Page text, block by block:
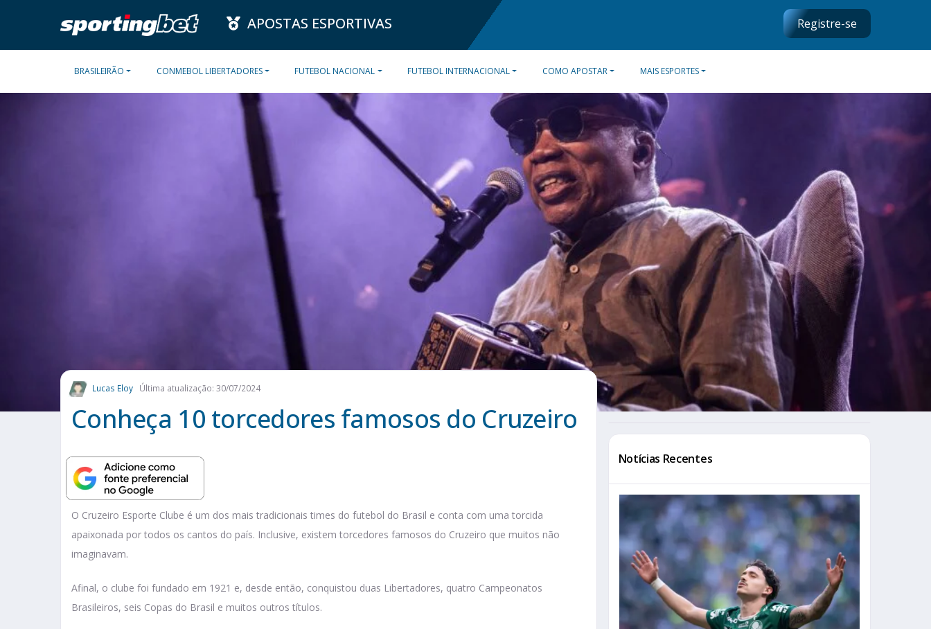
APOSTAS ESPORTIVAS Registre-se
BRASILEIRÃO CONMEBOL LIBERTADORES FUTEBOL NACIONAL FUTEBOL INTERNACIONAL COMO APOSTAR MAIS ESPORTES
Lucas Eloy Última atualização: 30/07/2024
Conheça 10 torcedores famosos do Cruzeiro
O Cruzeiro Esporte Clube é um dos mais tradicionais times do futebol do Brasil e conta com uma torcida
apaixonada por todos os cantos do país. Inclusive, existem torcedores famosos do Cruzeiro que muitos não
imaginavam.
Afinal, o clube foi fundado em 1921 e, desde então, conquistou duas Libertadores, quatro Campeonatos
Brasileiros, seis Copas do Brasil e muitos outros títulos.
Notícias Recentes